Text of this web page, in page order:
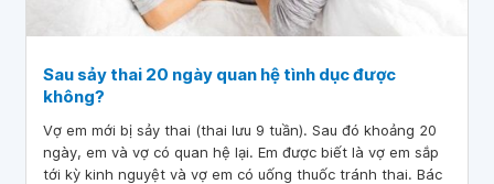
Sau sảy thai 20 ngày quan hệ tình dục được
không?
Vợ em mới bị sảy thai (thai lưu 9 tuần). Sau đó khoảng 20
ngày, em và vợ có quan hệ lại. Em được biết là vợ em sắp
tới kỳ kinh nguyệt và vợ em có uống thuốc tránh thai. Bác